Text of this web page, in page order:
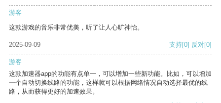
游客
这款游戏的音乐非常优美，听了让人心旷神怡。
2025-09-09 支持[0] 反对[0]
游客
这款加速器app的功能有点单一，可以增加一些新功能。比如，可以增加
一个自动切换线路的功能，这样就可以根据网络情况自动选择最优的线
路，从而获得更好的加速效果。